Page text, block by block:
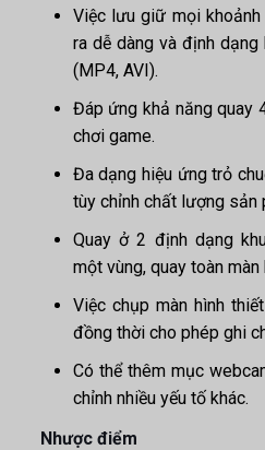
Việc lưu giữ mọi
ra dễ dàng và định
(MP4, AVI).
Đáp ứng khả năng quay
chơi game.
Đa dạng hiệu ứng trỏ
tùy chỉnh chất lượng sản
Quay ở 2 định dạng
một vùng, quay toàn màn
Việc chụp màn hình
đồng thời cho phép ghi
Có thể thêm mục
chỉnh nhiều yếu tố khác.
Nhược điểm